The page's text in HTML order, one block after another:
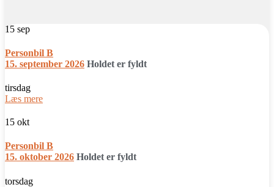
15 sep
Personbil B
15. september 2026 Holdet er fyldt
tirsdag
Læs mere
15 okt
Personbil B
15. oktober 2026 Holdet er fyldt
torsdag